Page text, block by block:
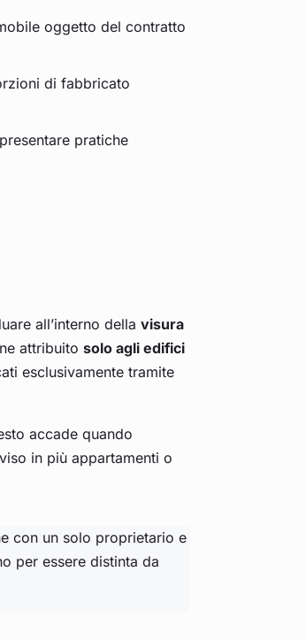
oggetto del contratto
di fabbricato
pratiche
all’interno della visura
attribuito solo agli edifici
esclusivamente tramite
accade quando
in più appartamenti o
con un solo proprietario e
per essere distinta da